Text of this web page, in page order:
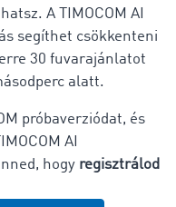
A TIMOCOM AI
segíthet csökkenteni
30 fuvarajánlatot
alatt.
próbaverziódat, és
AI
hogy regisztrálod